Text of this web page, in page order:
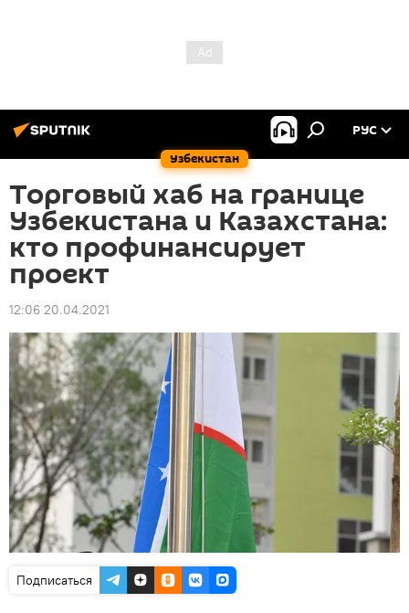
Узбекистан
РУС
Торговый хаб на границе
Узбекистана и Казахстана:
кто профинансирует
проект
12:06 20.04.2021
Подписаться